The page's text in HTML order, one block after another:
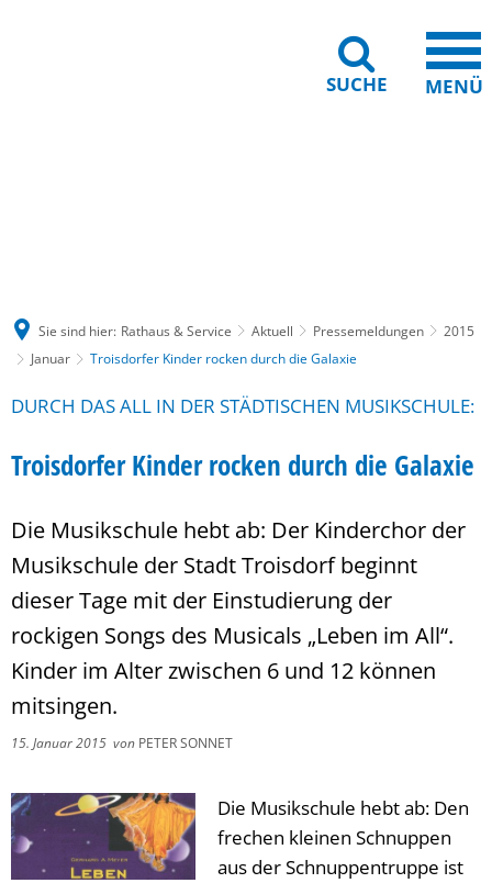
SUCHE MENÜ
Sie sind hier: Rathaus & Service Aktuell Pressemeldungen
2015
Januar
Troisdorfer Kinder rocken durch die Galaxie
DURCH DAS ALL IN DER STÄDTISCHEN MUSIKSCHULE:
Troisdorfer Kinder rocken durch die Galaxie
Die Musikschule hebt ab: Der Kinderchor der
Musikschule der Stadt Troisdorf beginnt
dieser Tage mit der Einstudierung der
rockigen Songs des Musicals „Leben im All“.
Kinder im Alter zwischen 6 und 12 können
mitsingen.
15. Januar 2015 von PETER SONNET
Die Musikschule hebt ab: Den
frechen kleinen Schnuppen
aus der Schnuppentruppe ist